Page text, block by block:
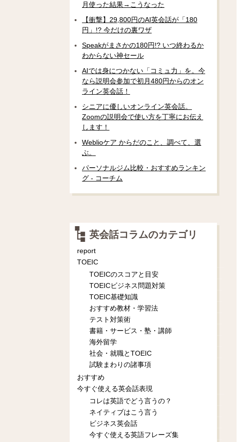
月使った結果→こうなった
【衝撃】29,800円のAI英会話が「180
円」!? 今だけの裏ワザ
Speakがまさかの180円!? いつ終わるか
わからない神セール
AIでは身につかない「コミュ力」を。今
なら説明会参加で初月480円からのオン
ライン英会話！
シニアに優しいオンライン英会話。
Zoomの説明会で使い方を丁寧にお伝え
します！
Weblioケア からだのこと、調べて、選
ぶ。
パーソナルジム比較・おすすめランキン
グ - コーチム
英会話コラムのカテゴリ
report
TOEIC
TOEICのスコアと目安
TOEICビジネス問題対策
TOEIC基礎知識
おすすめ教材・学習法
テスト対策術
書籍・サービス・塾・講師
海外留学
社会・就職とTOEIC
試験まわりの諸事項
おすすめ
今すぐ使える英会話表現
コレは英語でどう言うの？
ネイティブはこう言う
ビジネス英会話
今すぐ使える英語フレーズ集